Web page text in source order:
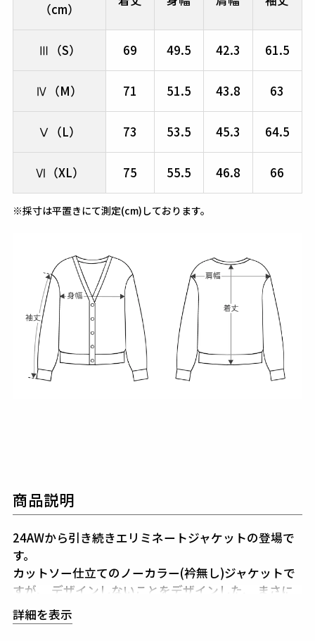
（cm）
Ⅲ（S） 69 49.5 42.3 61.5
Ⅳ（M） 71 51.5 43.8 63
Ⅴ（L） 73 53.5 45.3 64.5
Ⅵ（XL） 75 55.5 46.8 66
※採寸は平置きにて測定(cm)しております。
商品説明
24AWから引き続きエリミネートジャケットの登場で
す。
カットソー仕立てのノーカラー(衿無し)ジャケットで
すが、 デザインしないことをデザインした、
まさに
シンプルイズベストな趣ある逸品に仕上がりました。
腰ポケットも切替えを利用したシームポケットを採用
詳細を表示